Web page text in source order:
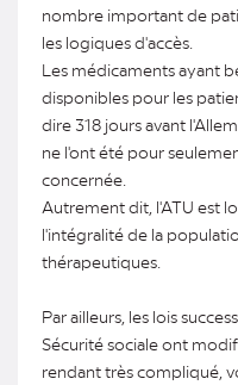
nombre important de
les logiques d'accès.
Les médicaments ayant
disponibles pour les
dire 318 jours avant
ne l'ont été pour
concernée.
Autrement dit, l'ATU est
l'intégralité de la
thérapeutiques.
Par ailleurs, les lois
Sécurité sociale ont
rendant très compliqué,